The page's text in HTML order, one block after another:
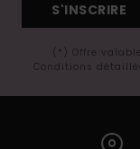
S'INSCRIRE
(*) Offre
Conditions